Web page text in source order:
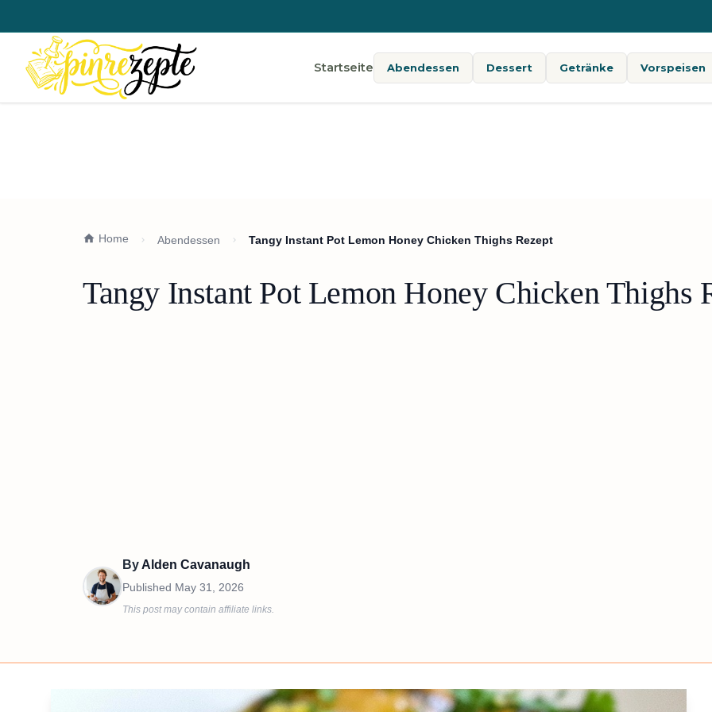
Startseite Abendessen Dessert Getränke Vorspeisen
Home Abendessen Tangy Instant Pot Lemon Honey Chicken Thighs Rezept
Tangy Instant Pot Lemon Honey Chicken Thighs
ByAlden Cavanaugh
Published May 31, 2026
This post may contain affiliate links.